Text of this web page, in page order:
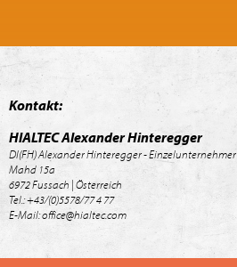
Kontakt:
HIALTEC Alexander Hinteregger
DI(FH) Alexander Hinteregger - Einzelunternehmer
Mahd 15a
6972 Fussach | Österreich
Tel.: +43/(0)5578/77 4 77
E-Mail: office@hialtec.com